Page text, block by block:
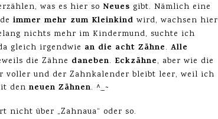
was es hier so Neues gibt. Nämlich eine
immer mehr zum Kleinkind wird, wachsen hier
nichts mehr im Kindermund, suchte ich
gleich irgendwie an die acht Zähne. Alle
die Zähne daneben. Eckzähne, aber wie die
voller und der Zahnkalender bleibt leer, weil ich
den neuen Zähnen. ^_~
nicht über „Zahnaua“ oder so.